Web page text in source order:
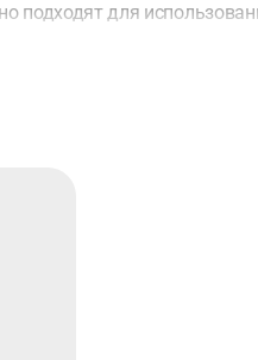
подходят для